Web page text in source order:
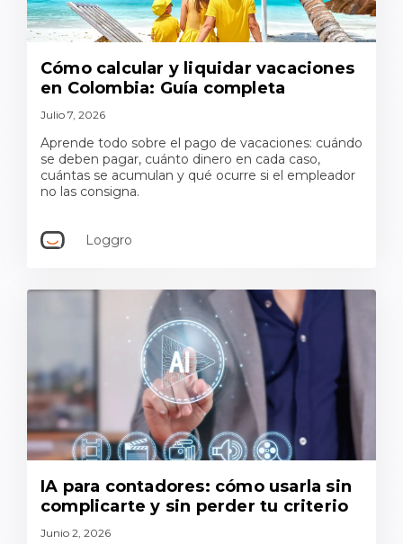
Cómo calcular y liquidar vacaciones
en Colombia: Guía completa
Julio 7, 2026
Aprende todo sobre el pago de vacaciones: cuándo
se deben pagar, cuánto dinero en cada caso,
cuántas se acumulan y qué ocurre si el empleador
no las consigna.
Loggro
IA para contadores: cómo usarla sin
complicarte y sin perder tu criterio
Junio 2, 2026